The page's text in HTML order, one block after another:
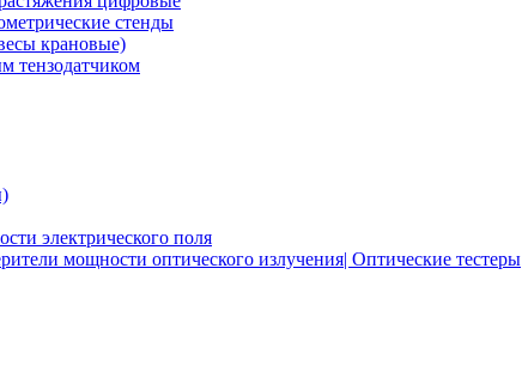
стенды
крановые)
тензодатчиком
электрического поля
мощности оптического излучения| Оптические тестеры